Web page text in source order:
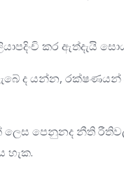
කර ඇත්දැයි
ද යන්න,
ලෙස පෙනුනද නීති
හැක.